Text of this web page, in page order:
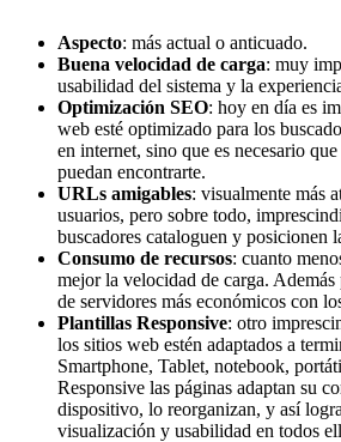
Aspecto: más actual o anticuado.
Buena velocidad de carga: muy
usabilidad del sistema y la
Optimización SEO: hoy en día es
web esté optimizado para los
en internet, sino que es necesario
puedan encontrarte.
URLs amigables: visualmente más
usuarios, pero sobre todo,
buscadores cataloguen y posicionen
Consumo de recursos: cuanto
mejor la velocidad de carga.
de servidores más económicos con
Plantillas Responsive: otro
los sitios web estén adaptados a
Smartphone, Tablet, notebook,
Responsive las páginas adaptan su
dispositivo, lo reorganizan, y así
visualización y usabilidad en todos